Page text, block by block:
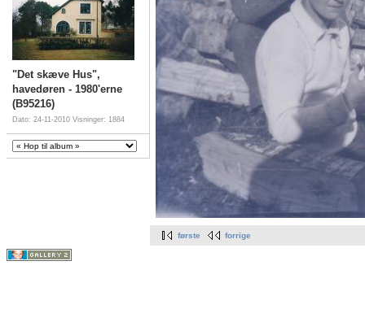
"Det skæve Hus",
havedøren - 1980'erne
(B95216)
Dato: 24-11-2010 Visninger: 1884
første forrige